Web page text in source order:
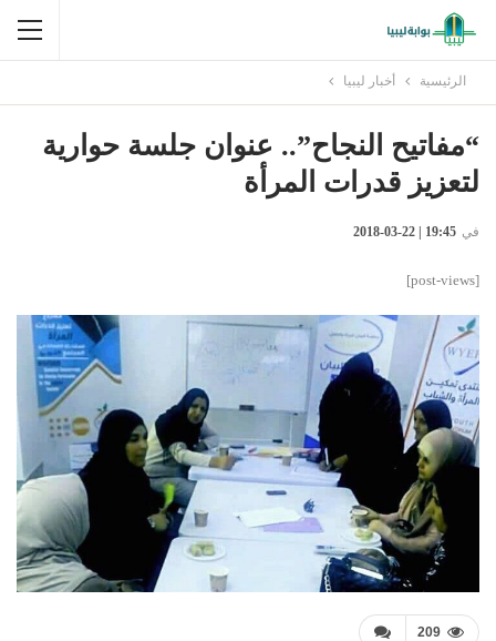
الرئيسية أخبار ليبيا
“مفاتيح النجاح”.. عنوان جلسة حوارية
لتعزيز قدرات المرأة
في 19:45 | 22-03-2018
[post-views]
209